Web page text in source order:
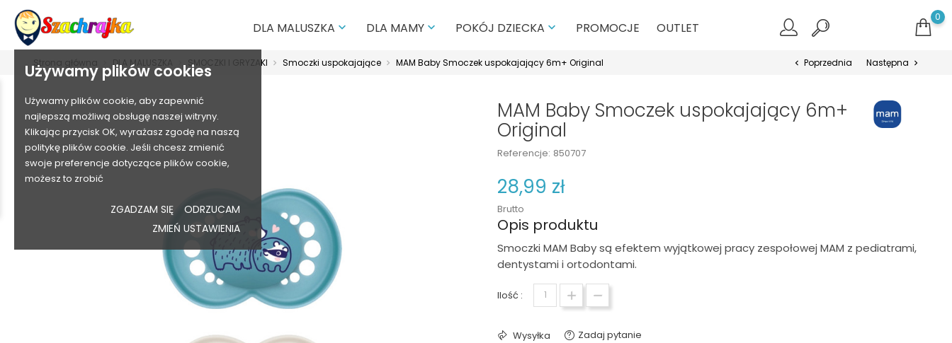
Używamy plików cookies
Używamy plików cookie, aby zapewnić
najlepszą możliwą obsługę naszej witryny.
Klikając przycisk OK, wyrażasz zgodę na naszą
politykę plików cookie. Jeśli chcesz zmienić
swoje preferencje dotyczące plików cookie,
możesz to zrobić
ZGADZAM SIĘ
ODRZUCAM
ZMIEŃ USTAWIENIA
0
DLA MALUSZKA  DLA MAMY  POKÓJ DZIECKA  PROMOCJE OUTLET
Strona główna DLA MALUSZKA SMOCZKI I GRYZAKI Smoczki uspokajające MAM Baby Smoczek uspokajający 6m+ Original chevron_left Poprzednia Następna chevron_right
MAM Baby Smoczek uspokajający 6m+
Original
Referencje: 850707
28,99 zł
Brutto
Opis produktu
Smoczki MAM Baby są efektem wyjątkowej pracy zespołowej MAM z pediatrami,
dentystami i ortodontami.
Ilość :
Wysyłka Zadaj pytanie